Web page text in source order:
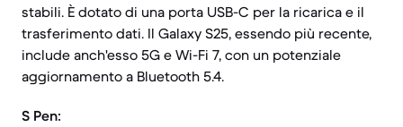
stabili. È dotato di una porta USB-C per la ricarica e il
trasferimento dati. Il Galaxy S25, essendo più recente,
include anch'esso 5G e Wi-Fi 7, con un potenziale
aggiornamento a Bluetooth 5.4.
S Pen: